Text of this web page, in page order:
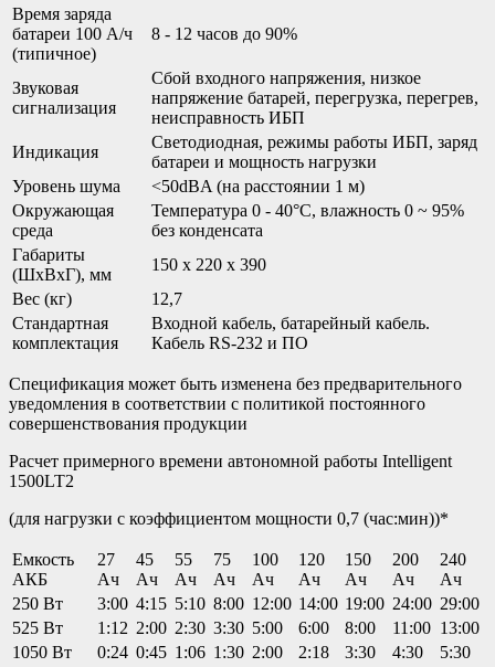
Время заряда
батареи 100 А/ч
(типичное)
8 - 12 часов до 90%
Звуковая
сигнализация
Сбой входного напряжения, низкое
напряжение батарей, перегрузка, перегрев,
неисправность ИБП
Индикация
Светодиодная, режимы работы ИБП, заряд
батареи и мощность нагрузки
Уровень шума
<50dBA (на расстоянии 1 м)
Окружающая
среда
Температура 0 - 40°С, влажность 0 ~ 95%
без конденсата
Габариты
(ШхВхГ), мм
150 х 220 х 390
Вес (кг)
12,7
Стандартная
комплектация
Входной кабель, батарейный кабель.
Кабель RS-232 и ПО
Спецификация может быть изменена без предварительного
уведомления в соответствии с политикой постоянного
совершенствования продукции
Расчет примерного времени автономной работы Intelligent
1500LT2
(для нагрузки с коэффициентом мощности 0,7 (час:мин))*
Емкость
АКБ
27
Ач
45
Ач
55
Ач
75
Ач
100
Ач
120
Ач
150
Ач
200
Ач
240
Ач
250 Вт
3:00 4:15 5:10 8:00 12:00 14:00 19:00 24:00 29:00
525 Вт
1:12 2:00 2:30 3:30 5:00 6:00 8:00 11:00 13:00
1050 Вт
0:24 0:45 1:06 1:30 2:00 2:18 3:30 4:30 5:30